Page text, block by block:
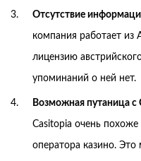
Отсутствие
компания работает из
лицензию
упоминаний о ней нет.
Возможная путаница с
Casitopia очень похоже
оператора казино.